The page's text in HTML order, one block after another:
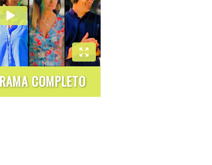
COMPLETO